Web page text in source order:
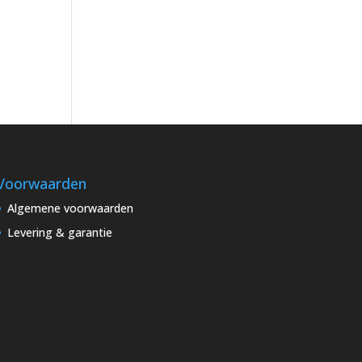
Algemene voorwaarden
Levering & garantie